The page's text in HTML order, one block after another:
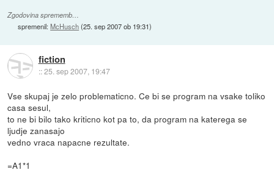
Zgodovina sprememb…
spremenil:McHusch(25. sep 2007 ob 19:31)
fiction
::25. sep 2007, 19:47
Vse skupaj je zelo problematicno. Ce bi se program na vsake toliko
casa sesul,
to ne bi bilo tako kriticno kot pa to, da program na katerega se
ljudje zanasajo
vedno vraca napacne rezultate.
=A1*1